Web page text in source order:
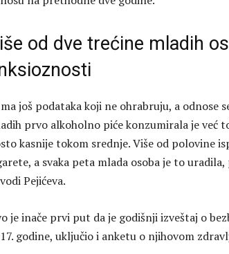
od dve trećine mladih
još podataka koji ne ohrabruju, a odnose
prvo alkoholno piće konzumirala je već
kasnije tokom srednje. Više od polovine
a svaka peta mlada osoba je to
Pejićeva.
je inače prvi put da je godišnji izveštaj o
godine, uključio i anketu o njihovom